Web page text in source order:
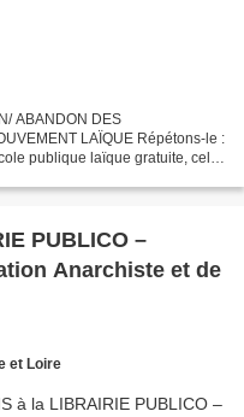
ABANDON DES
LAÏQUE Répétons-le :
publique laïque gratuite, celle
PUBLICO –
Anarchiste et de
et Loire